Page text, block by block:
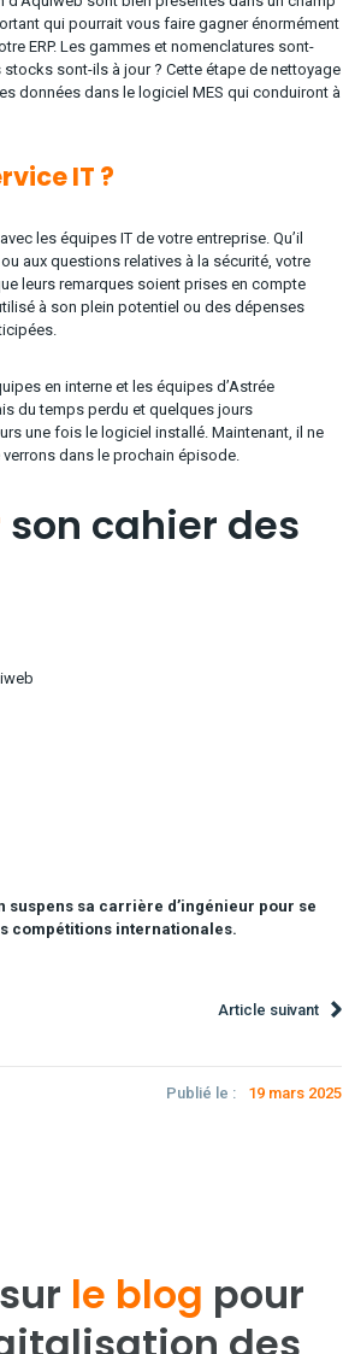
qui pourrait vous faire gagner énormément
ERP. Les gammes et nomenclatures sont-
sont-ils à jour ? Cette étape de nettoyage
données dans le logiciel MES qui conduiront à
IT ?
les équipes IT de votre entreprise. Qu’il
aux questions relatives à la sécurité, votre
leurs remarques soient prises en compte
à son plein potentiel ou des dépenses
en interne et les équipes d’Astrée
du temps perdu et quelques jours
une fois le logiciel installé. Maintenant, il ne
dans le prochain épisode.
son cahier des
sa carrière d’ingénieur pour se
compétitions internationales.
Article suivant
Publié le : 19 mars 2025
le blog pour